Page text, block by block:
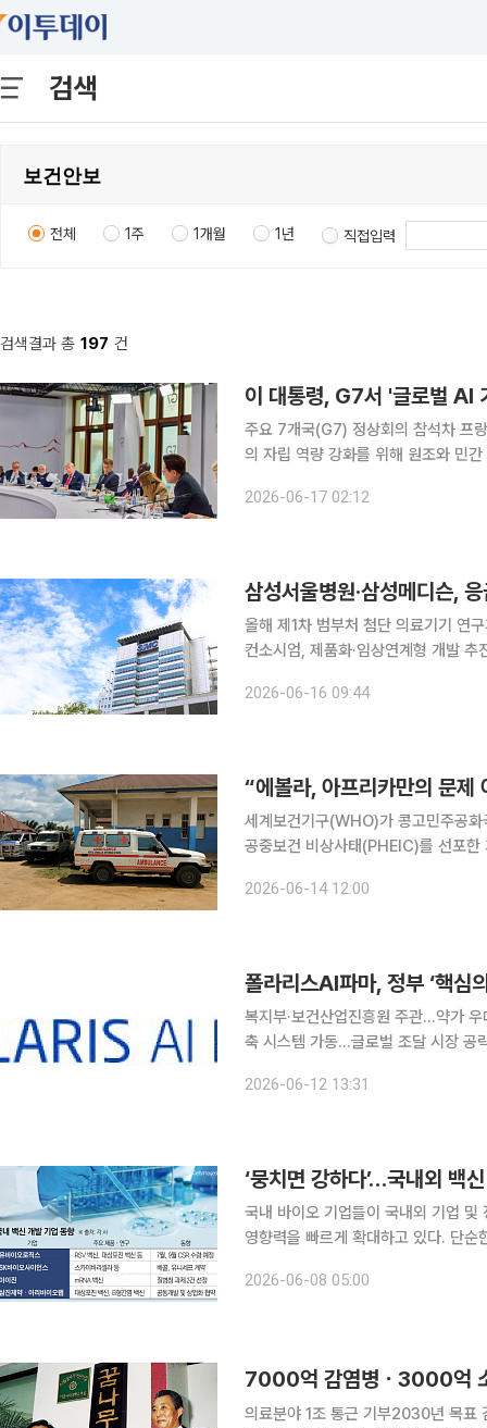
검색
전체 1주 1개월 1년 직접입력
검색결과 총 197 건
이 대통령, G7서 '글로벌 AI
주요 7개국(G7) 정상회의 참석차 프
의 자립 역량 강화를 위해 원조와 민
파트너십 구축과 국제 연대 재건'에
2026-06-17 02:12
삼성서울병원·삼성메디슨,
올해 제1차 범부처 첨단 의료기기 연
컨소시엄, 제품화·임상연계형 개발 추진 삼성서울병원이 삼성메디슨, 성균관대, 이화여대 등과
나선다. 16일 삼성서울병원에 따
2026-06-16 09:44
“에볼라, 아프리카만의 문
세계보건기구(WHO)가 콩고민주공
공중보건 비상사태(PHEIC)를 선포한
술, 백신 개발 지원 등 글로벌 보건안
2026-06-14 12:00
폴라리스AI파마, 정부 ‘핵심
복지부·보건산업진흥원 주관…약가
축 시스템 가동…글로벌 조달 시장 공략 발판 폴라리스AI파마가 정부가 추진하는
파마는 보건복지부가 주관하고 한국
2026-06-12 13:31
‘뭉치면 강하다’…국내외 백
국내 바이오 기업들이 국내외 기업 및
영향력을 빠르게 확대하고 있다. 단
라바이러스 등 감염병 위협이 전 세계
2026-06-08 05:00
의료분야 1조 통근 기부2030년 목표